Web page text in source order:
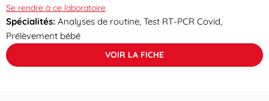
Se rendre à ce laboratoire
Spécialités: Analyses de routine, Test RT-PCR Covid,
Prélèvement bébé
VOIR LA FICHE